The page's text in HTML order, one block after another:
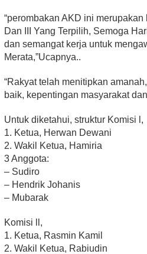
“perombakan AKD ini
Dan III Yang Terpilih, Semoga
dan semangat kerja untuk
Merata,”Ucapnya..
“Rakyat telah menitipkan
baik, kepentingan masyarakat
Untuk diketahui, struktur Komisi l,
1. Ketua, Herwan Dewani
2. Wakil Ketua, Hamiria
3 Anggota:
– Sudiro
– Hendrik Johanis
– Mubarak
Komisi ll,
1. Ketua, Rasmin Kamil
2. Wakil Ketua, Rabiudin